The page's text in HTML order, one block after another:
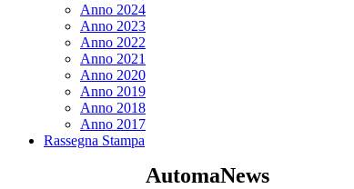
Anno 2024
Anno 2023
Anno 2022
Anno 2021
Anno 2020
Anno 2019
Anno 2018
Anno 2017
Rassegna Stampa
AutomaNews